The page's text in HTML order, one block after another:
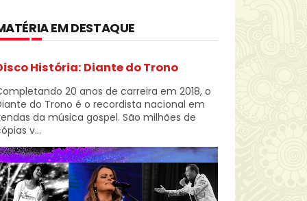
EM DESTAQUE
História: Diante do Trono
20 anos de carreira em 2018, o
do Trono é o recordista nacional em
da música gospel. São milhões de
v...